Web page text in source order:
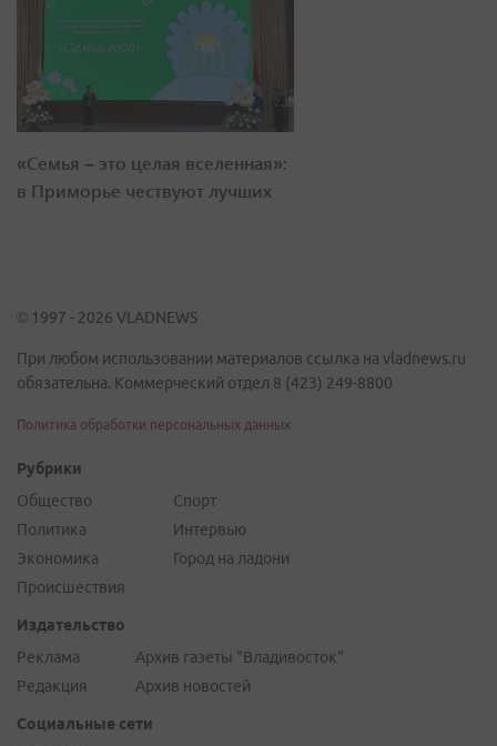
«Семья – это целая вселенная»:
в Приморье чествуют лучших
© 1997 - 2026 VLADNEWS
При любом использовании материалов ссылка на vladnews.ru
обязательна. Коммерческий отдел 8 (423) 249-8800
Политика обработки персональных данных
Рубрики
Общество
Политика
Экономика
Происшествия
Спорт
Интервью
Город на ладони
Издательство
Реклама
Редакция
Архив газеты "Владивосток"
Архив новостей
Социальные сети